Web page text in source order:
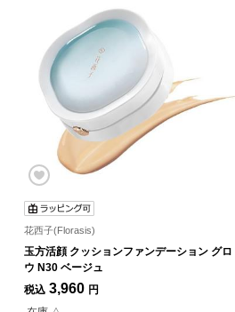
花西子(Florasis)
玉方活顔 クッションファンデーション グロ
ウ N30 ベージュ
税込 3,960 円